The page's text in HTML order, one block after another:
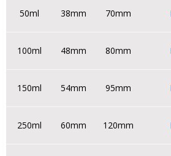
50ml 38mm 70mm
100ml 48mm 80mm
150ml 54mm 95mm
250ml 60mm 120mm